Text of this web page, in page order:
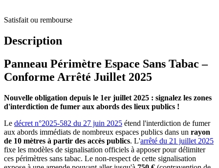
Satisfait ou rembourse
Description
Panneau Périmètre Espace Sans Tabac –
Conforme Arrêté Juillet 2025
Nouvelle obligation depuis le 1er juillet 2025 : signalez les zones
d'interdiction de fumer aux abords des lieux publics !
Le décret n°2025-582 du 27 juin 2025 étend l'interdiction de fumer
aux abords immédiats de nombreux espaces publics dans un rayon
de 10 mètres à partir des accès publics. L'arrêté du 21 juillet 2025
fixe les modèles de signalisation officiels à apposer pour délimiter
ces périmètres sans tabac. Le non-respect de cette signalisation